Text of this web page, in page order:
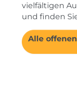
vielfältigen
und finden
Alle